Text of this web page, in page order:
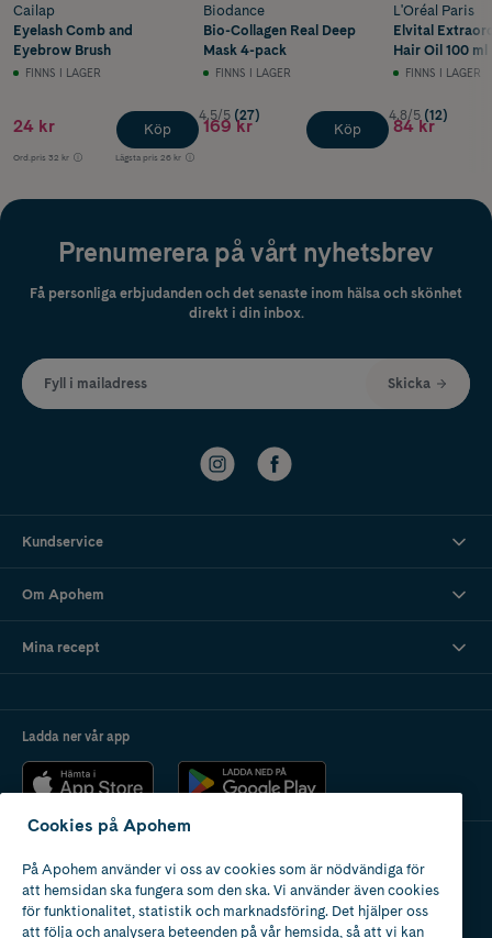
Cailap
Eyelash Comb and
Eyebrow Brush
FINNS I LAGER
24 kr
Ord.pris 32 kr Lägsta pris 26 kr
Köp
Biodance
Bio-Collagen Real Deep
Mask 4-pack
FINNS I LAGER
4.5/5 (27)
169 kr Köp
L'Oréal Paris
Elvital
Hair Oil 100 ml
FINNS I LAGER
4.8/5 (12)
84 kr
Prenumerera på vårt nyhetsbrev
Få personliga erbjudanden och det senaste inom hälsa och skönhet
direkt i din inbox.
Fyll i mailadress Skicka
Kundservice
Om Apohem
Mina recept
Ladda ner vår app
Apotek med tillstånd
av Läkemedelsverket
Cookies på Apohem
På Apohem använder vi oss av cookies som är nödvändiga för
att hemsidan ska fungera som den ska. Vi använder även cookies
för funktionalitet, statistik och marknadsföring. Det hjälper oss
att följa och analysera beteenden på vår hemsida, så att vi kan